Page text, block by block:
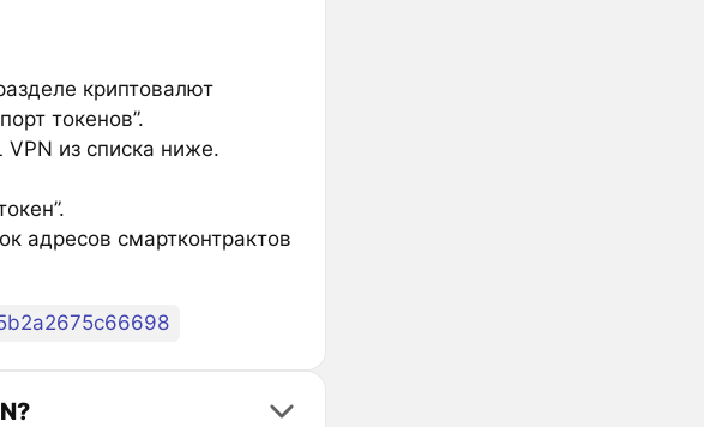
криптовалют
токенов”.
VPN из списка ниже.
адресов смартконтрактов